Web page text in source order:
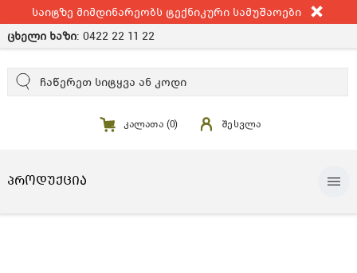
საიტზე მიმდინარეობს ტექნიკური სამუშაოები
ცხელი ხაზი: 0422 22 11 22
კალათა (0) შესვლა
ᲞᲠᲝᲓᲣᲥᲪᲘᲐ